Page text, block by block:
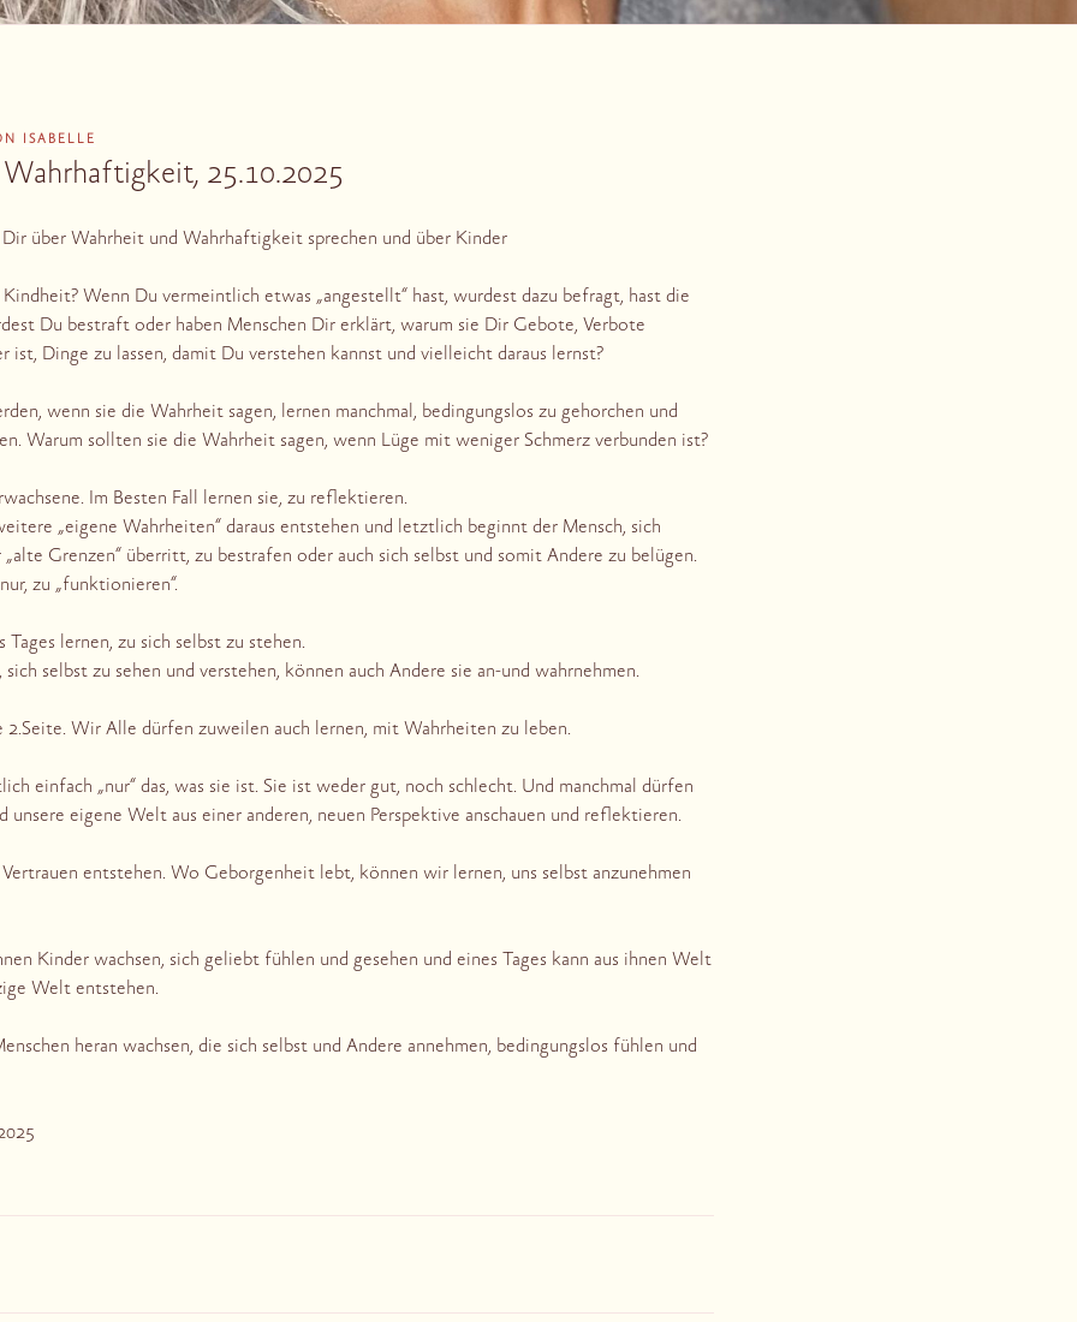
ISABELLE
25.10.2025
über Wahrheit und Wahrhaftigkeit sprechen und über Kinder
Wenn Du vermeintlich etwas „angestellt“ hast, wurdest dazu befragt, hast die
Du bestraft oder haben Menschen Dir erklärt, warum sie Dir Gebote, Verbote
ist, Dinge zu lassen, damit Du verstehen kannst und vielleicht daraus lernst?
wenn sie die Wahrheit sagen, lernen manchmal, bedingungslos zu gehorchen und
Warum sollten sie die Wahrheit sagen, wenn Lüge mit weniger Schmerz verbunden ist?
Im Besten Fall lernen sie, zu reflektieren.
„eigene Wahrheiten“ daraus entstehen und letztlich beginnt der Mensch, sich
„alte Grenzen“ überritt, zu bestrafen oder auch sich selbst und somit Andere zu belügen.
zu „funktionieren“.
Tages lernen, zu sich selbst zu stehen.
selbst zu sehen und verstehen, können auch Andere sie an-und wahrnehmen.
2.Seite. Wir Alle dürfen zuweilen auch lernen, mit Wahrheiten zu leben.
einfach „nur“ das, was sie ist. Sie ist weder gut, noch schlecht. Und manchmal dürfen
unsere eigene Welt aus einer anderen, neuen Perspektive anschauen und reflektieren.
entstehen. Wo Geborgenheit lebt, können wir lernen, uns selbst anzunehmen
Kinder wachsen, sich geliebt fühlen und gesehen und eines Tages kann aus ihnen Welt
Welt entstehen.
heran wachsen, die sich selbst und Andere annehmen, bedingungslos fühlen und